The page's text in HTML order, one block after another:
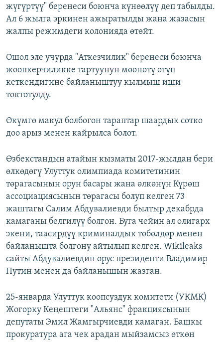
жүгүртүү" беренеси боюнча күнөөлүү деп табылды.
Ал 6 жылга эркинен ажыратылды жана жазасын
жалпы режимдеги колонияда өтөйт.
Ошол эле учурда "Аткезчилик" беренеси боюнча
жоопкерчиликке тартуунун мөөнөтү өтүп
кеткендигине байланыштуу кылмыш иши
токтотулду.
Өкүмгө макул болбогон тараптар шаардык сотко
доо арыз менен кайрылса болот.
Өзбекстандын атайын кызматы 2017-жылдан бери
өлкөдөгү Улуттук олимпиада комитетинин
төрагасынын орун басары жана өлкөнүн Күрөш
ассоциациясынын төрагасы болуп келген 73
жаштагы Салим Абдувалиевди былтыр декабрда
камаганы белгилүү болгон. Буга чейин ал олигарх
экени, таасирдүү криминалдык төбөлдөр менен
байланышта болгону айтылып келген. Wikileaks
сайты Абдувалиевдин орус президенти Владимир
Путин менен да байланышын жазган.
25-январда Улуттук коопсуздук комитети (УКМК)
Жогорку Кеңештеги "Альянс" фракциясынын
депутаты Эмил Жамгырчиевди камаган. Башкы
прокуратура ага чек арадан мыйзамсыз өткөн